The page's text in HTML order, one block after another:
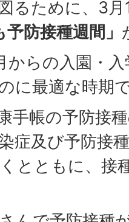
るために、3
防接種週間」
からの入園・
に最適な時期
手帳の予防接
症及び予防接
とともに、接